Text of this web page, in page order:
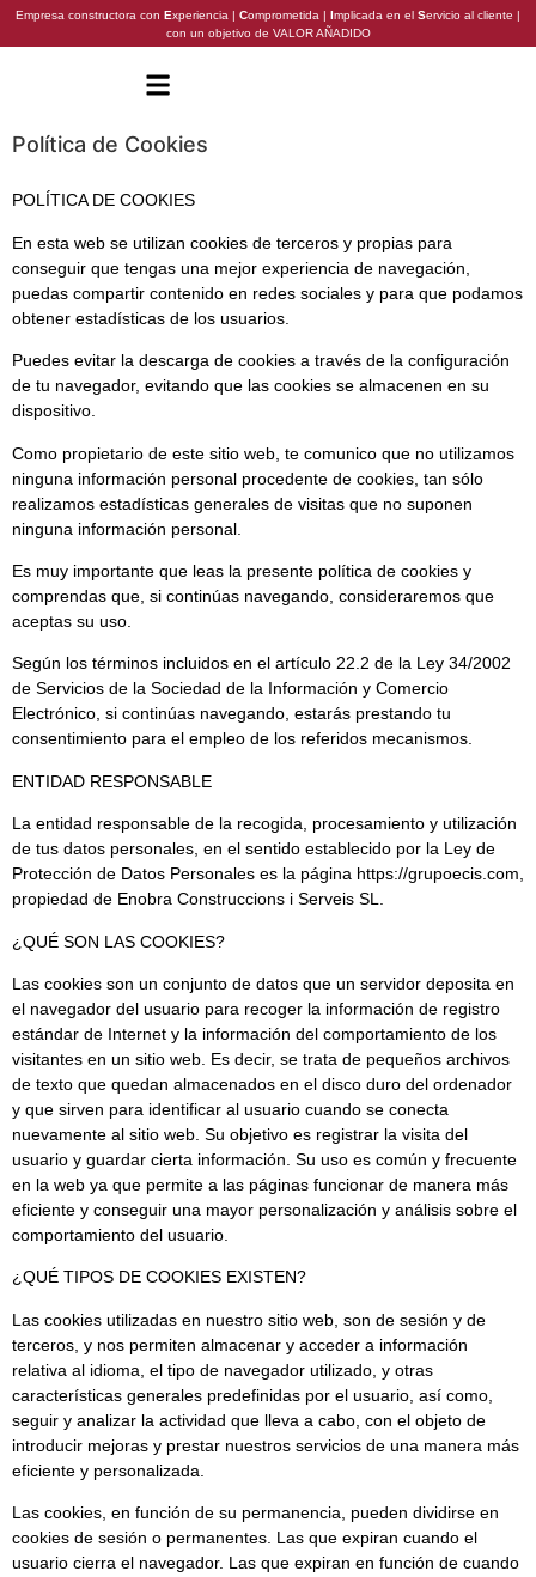
Empresa constructora con Experiencia | Comprometida | Implicada en el Servicio al cliente |
con un objetivo de VALOR AÑADIDO
Política de Cookies
POLÍTICA DE COOKIES
En esta web se utilizan cookies de terceros y propias para
conseguir que tengas una mejor experiencia de navegación,
puedas compartir contenido en redes sociales y para que podamos
obtener estadísticas de los usuarios.
Puedes evitar la descarga de cookies a través de la configuración
de tu navegador, evitando que las cookies se almacenen en su
dispositivo.
Como propietario de este sitio web, te comunico que no utilizamos
ninguna información personal procedente de cookies, tan sólo
realizamos estadísticas generales de visitas que no suponen
ninguna información personal.
Es muy importante que leas la presente política de cookies y
comprendas que, si continúas navegando, consideraremos que
aceptas su uso.
Según los términos incluidos en el artículo 22.2 de la Ley 34/2002
de Servicios de la Sociedad de la Información y Comercio
Electrónico, si continúas navegando, estarás prestando tu
consentimiento para el empleo de los referidos mecanismos.
ENTIDAD RESPONSABLE
La entidad responsable de la recogida, procesamiento y utilización
de tus datos personales, en el sentido establecido por la Ley de
Protección de Datos Personales es la página https://grupoecis.com,
propiedad de Enobra Construccions i Serveis SL.
¿QUÉ SON LAS COOKIES?
Las cookies son un conjunto de datos que un servidor deposita en
el navegador del usuario para recoger la información de registro
estándar de Internet y la información del comportamiento de los
visitantes en un sitio web. Es decir, se trata de pequeños archivos
de texto que quedan almacenados en el disco duro del ordenador
y que sirven para identificar al usuario cuando se conecta
nuevamente al sitio web. Su objetivo es registrar la visita del
usuario y guardar cierta información. Su uso es común y frecuente
en la web ya que permite a las páginas funcionar de manera más
eficiente y conseguir una mayor personalización y análisis sobre el
comportamiento del usuario.
¿QUÉ TIPOS DE COOKIES EXISTEN?
Las cookies utilizadas en nuestro sitio web, son de sesión y de
terceros, y nos permiten almacenar y acceder a información
relativa al idioma, el tipo de navegador utilizado, y otras
características generales predefinidas por el usuario, así como,
seguir y analizar la actividad que lleva a cabo, con el objeto de
introducir mejoras y prestar nuestros servicios de una manera más
eficiente y personalizada.
Las cookies, en función de su permanencia, pueden dividirse en
cookies de sesión o permanentes. Las que expiran cuando el
usuario cierra el navegador. Las que expiran en función de cuando